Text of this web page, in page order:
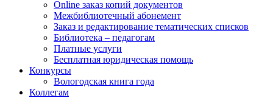
Online заказ копий документов
Межбиблиотечный абонемент
Заказ и редактирование тематических списков
Библиотека – педагогам
Платные услуги
Бесплатная юридическая помощь
Конкурсы
Вологодская книга года
Коллегам